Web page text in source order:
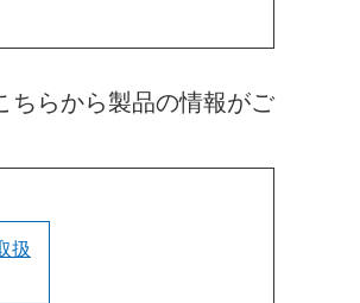
らから製品の情報がご
扱